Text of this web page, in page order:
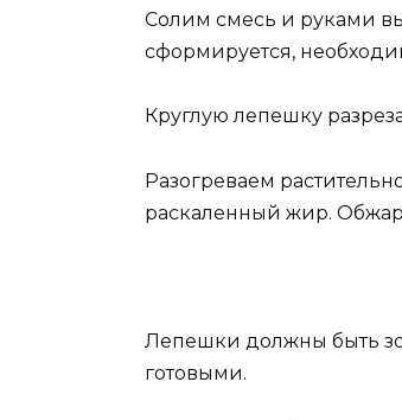
Солим смесь и руками
сформируется,
Круглую лепешку
Разогреваем
раскаленный жир.
Лепешки должны быть
готовыми.